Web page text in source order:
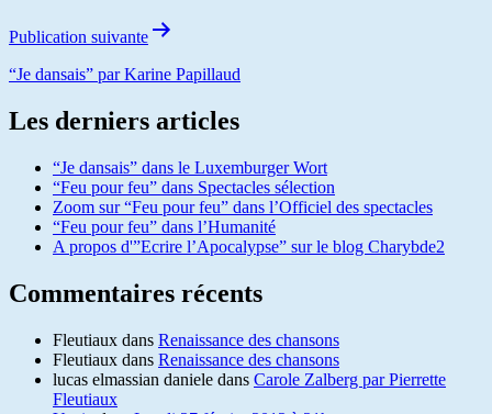
Publication suivante
“Je dansais” par Karine Papillaud
Les derniers articles
“Je dansais” dans le Luxemburger Wort
“Feu pour feu” dans Spectacles sélection
Zoom sur “Feu pour feu” dans l’Officiel des spectacles
“Feu pour feu” dans l’Humanité
A propos d'”Ecrire l’Apocalypse” sur le blog Charybde2
Commentaires récents
Fleutiaux dans Renaissance des chansons
Fleutiaux dans Renaissance des chansons
lucas elmassian daniele dans Carole Zalberg par Pierrette
Fleutiaux